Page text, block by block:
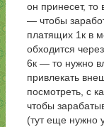
он принесет, то
— чтобы
платящих 1к в
обходится
6к — то нужно
привлекать
посмотреть, с
чтобы
(тут еще нужно